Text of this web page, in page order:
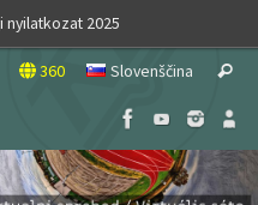
2025
360 Slovenščina Search